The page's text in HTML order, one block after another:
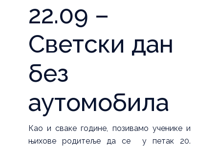
22.09 –
Светски дан
без
аутомобила
Као и сваке године, позивамо ученике и
њихове родитеље да се у петак 20.